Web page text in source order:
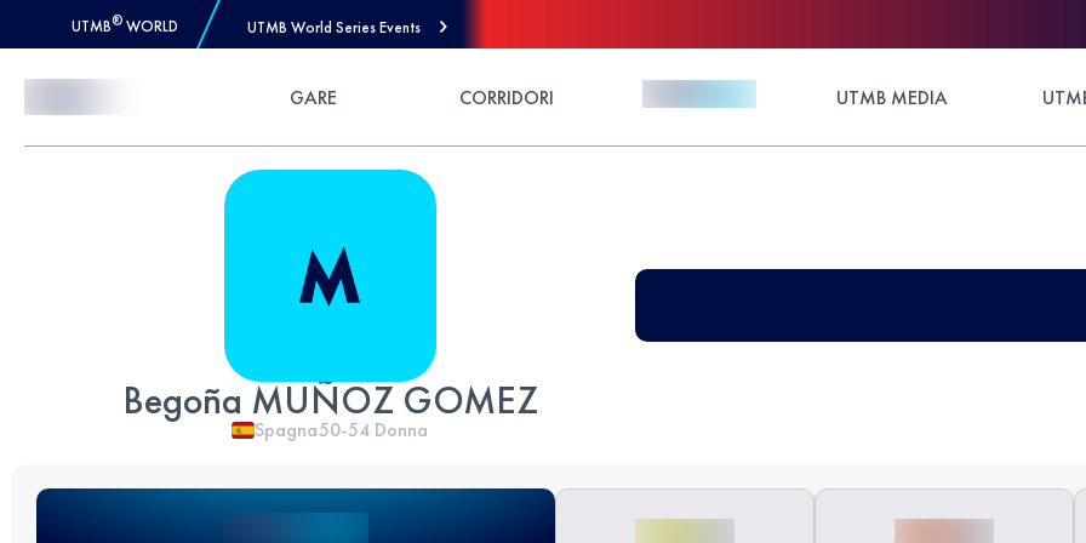
UTMB® WORLD UTMB World Series Events
GARE CORRIDORI UTMB MEDIA
Begoña MUÑOZ GOMEZ
Spagna50-54 Donna